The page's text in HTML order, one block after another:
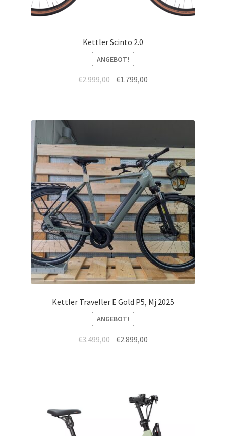
Kettler Scinto 2.0
ANGEBOT!
€2.999,00 €1.799,00
Kettler Traveller E Gold P5, Mj 2025
ANGEBOT!
€3.499,00 €2.899,00